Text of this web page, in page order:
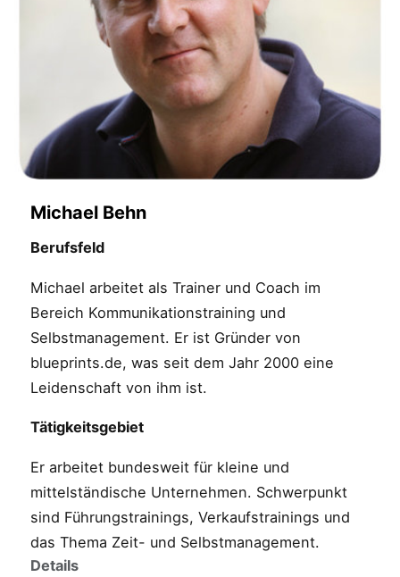
Michael Behn
Berufsfeld
Michael arbeitet als Trainer und Coach im
Bereich Kommunikationstraining und
Selbstmanagement. Er ist Gründer von
blueprints.de, was seit dem Jahr 2000 eine
Leidenschaft von ihm ist.
Tätigkeitsgebiet
Er arbeitet bundesweit für kleine und
mittelständische Unternehmen. Schwerpunkt
sind Führungstrainings, Verkaufstrainings und
das Thema Zeit- und Selbstmanagement.
Details